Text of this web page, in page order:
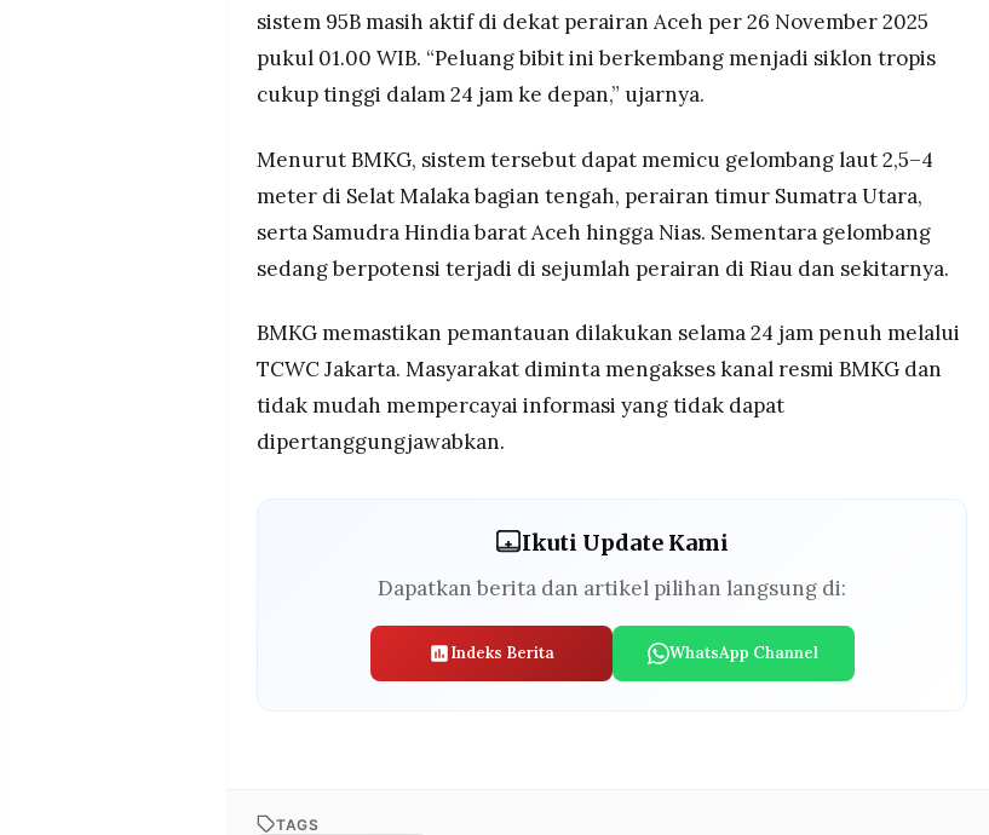
sistem 95B masih aktif di dekat perairan Aceh per 26 November 2025
pukul 01.00 WIB. “Peluang bibit ini berkembang menjadi siklon tropis
cukup tinggi dalam 24 jam ke depan,” ujarnya.
Menurut BMKG, sistem tersebut dapat memicu gelombang laut 2,5–4
meter di Selat Malaka bagian tengah, perairan timur Sumatra Utara,
serta Samudra Hindia barat Aceh hingga Nias. Sementara gelombang
sedang berpotensi terjadi di sejumlah perairan di Riau dan sekitarnya.
BMKG memastikan pemantauan dilakukan selama 24 jam penuh melalui
TCWC Jakarta. Masyarakat diminta mengakses kanal resmi BMKG dan
tidak mudah mempercayai informasi yang tidak dapat
dipertanggungjawabkan.
Ikuti Update Kami
Dapatkan berita dan artikel pilihan langsung di:
Indeks Berita WhatsApp Channel
TAGS